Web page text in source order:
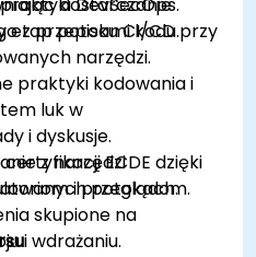
z przepisami kodu.
etap potoku CI/CD przy
narzędzi.
praktyki kodowania i
luk w
ECDE dzięki
i przeglądom.
i dyskusje.
z narzędzi
potokach.
skupione na
i wdrażaniu.